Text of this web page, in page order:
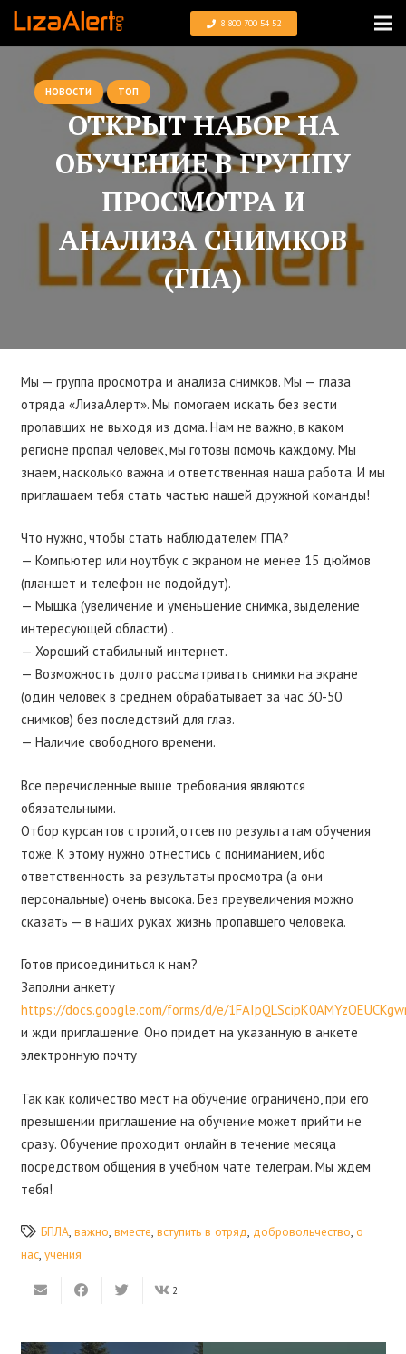
8 800 700 54 52
НОВОСТИ ТОП
ОТКРЫТ НАБОР НА
ОБУЧЕНИЕ В ГРУППУ
ПРОСМОТРА И
АНАЛИЗА СНИМКОВ
(ГПА)
Мы — группа просмотра и анализа снимков. Мы — глаза
отряда «ЛизаАлерт». Мы помогаем искать без вести
пропавших не выходя из дома. Нам не важно, в каком
регионе пропал человек, мы готовы помочь каждому. Мы
знаем, насколько важна и ответственная наша работа. И мы
приглашаем тебя стать частью нашей дружной команды!
Что нужно, чтобы стать наблюдателем ГПА?
— Компьютер или ноутбук с экраном не менее 15 дюймов
(планшет и телефон не подойдут).
— Мышка (увеличение и уменьшение снимка, выделение
интересующей области) .
— Хороший стабильный интернет.
— Возможность долго рассматривать снимки на экране
(один человек в среднем обрабатывает за час 30-50
снимков) без последствий для глаз.
— Наличие свободного времени.
Все перечисленные выше требования являются
обязательными.
Отбор курсантов строгий, отсев по результатам обучения
тоже. К этому нужно отнестись с пониманием, ибо
ответственность за результаты просмотра (а они
персональные) очень высока. Без преувеличения можно
сказать — в наших руках жизнь пропавшего человека.
Готов присоединиться к нам?
Заполни анкету
https://docs.google.com/forms/d/e/
и жди приглашение. Оно придет на указанную в анкете
электронную почту
Так как количество мест на обучение ограничено, при его
превышении приглашение на обучение может прийти не
сразу. Обучение проходит онлайн в течение месяца
посредством общения в учебном чате телеграм. Мы ждем
тебя!
БПЛА, важно, вместе, вступить в отряд, добровольчество, о
нас, учения
2